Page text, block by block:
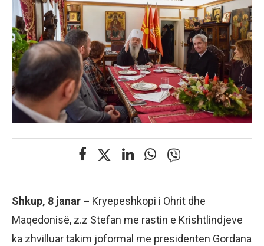
Shkup, 8 janar – Kryepeshkopi i Ohrit dhe
Maqedonisë, z.z Stefan me rastin e Krishtlindjeve
ka zhvilluar takim joformal me presidenten Gordana